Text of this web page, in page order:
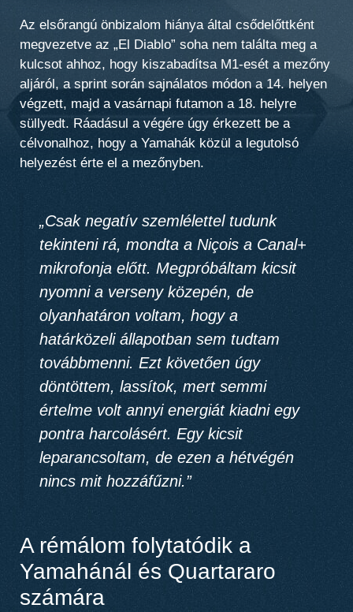
Az elsőrangú önbizalom hiánya által csődelőttként
megvezetve az „El Diablo” soha nem találta meg a
kulcsot ahhoz, hogy kiszabadítsa M1-esét a mezőny
aljáról, a sprint során sajnálatos módon a 14. helyen
végzett, majd a vasárnapi futamon a 18. helyre
süllyedt. Ráadásul a végére úgy érkezett be a
célvonalhoz, hogy a Yamahák közül a legutolsó
helyezést érte el a mezőnyben.
„Csak negatív szemlélettel tudunk
tekinteni rá, mondta a Niçois a Canal+
mikrofonja előtt. Megpróbáltam kicsit
nyomni a verseny közepén, de
olyanhatáron voltam, hogy a
határközeli állapotban sem tudtam
továbbmenni. Ezt követően úgy
döntöttem, lassítok, mert semmi
értelme volt annyi energiát kiadni egy
pontra harcolásért. Egy kicsit
leparancsoltam, de ezen a hétvégén
nincs mit hozzáfűzni.”
A rémálom folytatódik a
Yamahánál és Quartararo
számára